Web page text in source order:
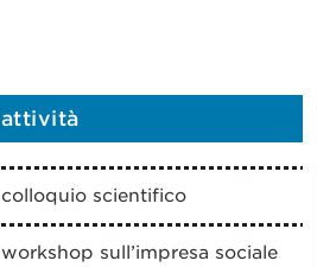
attività
colloquio scientifico
workshop sull’impresa sociale